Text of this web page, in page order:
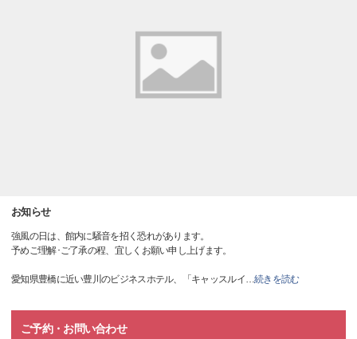
お知らせ
強風の日は、館内に騒音を招く恐れがあります。
予めご理解･ご了承の程、宜しくお願い申し上げます。
愛知県豊橋に近い豊川のビジネスホテル、「キャッスルイ …続きを読む
ご予約・お問い合わせ